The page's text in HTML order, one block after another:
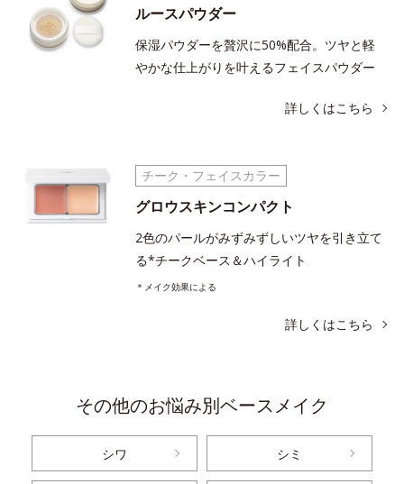
ルースパウダー
保湿パウダーを贅沢に50%配合。 ツヤと軽
やかな仕上がりを叶えるフェイスパウダー
詳しくはこちら
チーク・フェイスカラー
グロウスキンコンパクト
2色のパールがみずみずしいツヤを引き立て
る*チークベース＆ハイライト
＊メイク効果による
詳しくはこちら
その他のお悩み別ベースメイク
シワ シミ